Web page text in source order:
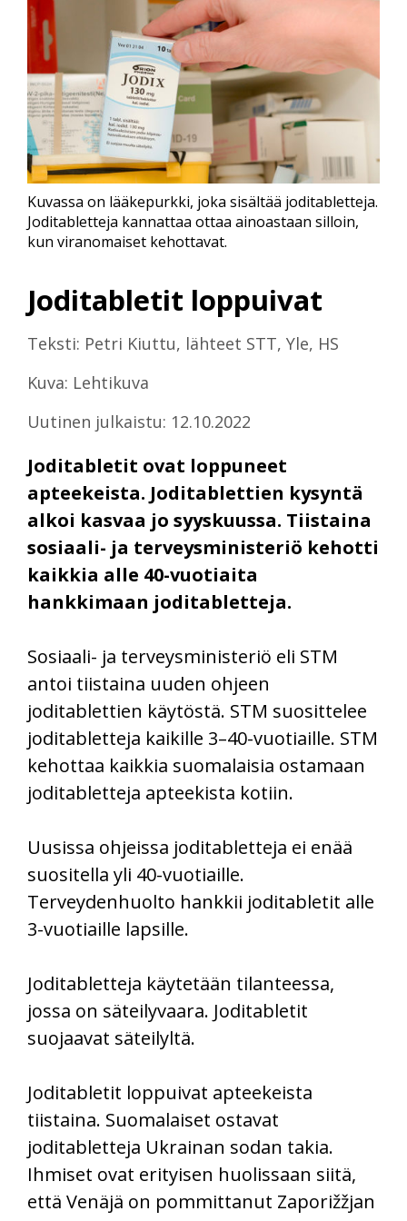
Joditabletit loppuivat
Teksti: Petri Kiuttu, lähteet STT, Yle, HS
Kuva: Lehtikuva
Uutinen julkaistu: 12.10.2022
Joditabletit ovat loppuneet
apteekeista. Joditablettien kysyntä
alkoi kasvaa jo syyskuussa. Tiistaina
sosiaali- ja terveysministeriö kehotti
kaikkia alle 40-vuotiaita
hankkimaan joditabletteja.
Kuvassa on lääkepurkki, joka sisältää joditabletteja.
Joditabletteja kannattaa ottaa ainoastaan silloin,
kun viranomaiset kehottavat.
Sosiaali- ja terveysministeriö eli STM
antoi tiistaina uuden ohjeen
joditablettien käytöstä. STM suosittelee
joditabletteja kaikille 3–40-vuotiaille. STM
kehottaa kaikkia suomalaisia ostamaan
joditabletteja apteekista kotiin.
Uusissa ohjeissa joditabletteja ei enää
suositella yli 40-vuotiaille.
Terveydenhuolto hankkii joditabletit alle
3-vuotiaille lapsille.
Joditabletteja käytetään tilanteessa,
jossa on säteilyvaara. Joditabletit
suojaavat säteilyltä.
Joditabletit loppuivat apteekeista
tiistaina. Suomalaiset ostavat
joditabletteja Ukrainan sodan takia.
Ihmiset ovat erityisen huolissaan siitä,
että Venäjä on pommittanut Zaporižžjan